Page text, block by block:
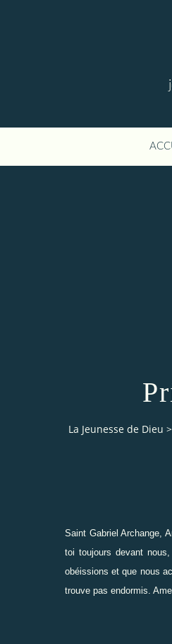
La Jeunesse de Dieu >
Saint Gabriel Archange,
toi toujours devant
obéissions et que nous
trouve pas endormis.